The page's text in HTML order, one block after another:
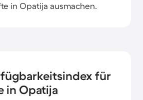
in Opatija ausmachen.
für
in Opatija